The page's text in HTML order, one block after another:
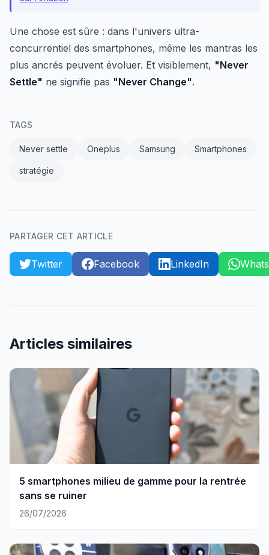
Une chose est sûre : dans l'univers ultra-
concurrentiel des smartphones, même les mantras les
plus ancrés peuvent évoluer. Et visiblement, "Never
Settle" ne signifie pas "Never Change".
TAGS
Never settle Oneplus Samsung Smartphones
stratégie
PARTAGER CET ARTICLE
Twitter Facebook LinkedIn
Articles similaires
5 smartphones milieu de gamme pour la rentrée
sans se ruiner
26/07/2026